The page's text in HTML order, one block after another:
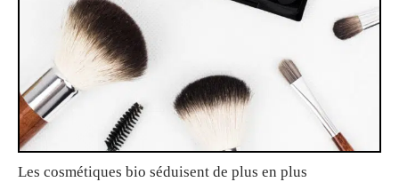
Les cosmétiques bio séduisent de plus en plus